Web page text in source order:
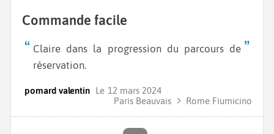
Commande facile
Claire dans la progression du parcours de
réservation.
pomard valentin Le 12 mars 2024
Paris Beauvais
Rome Fiumicino